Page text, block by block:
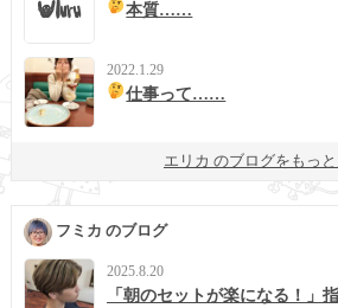
本質……
2022.1.29
仕事って……
エリカ のブログをもっ
フミカ のブログ
2025.8.20
「朝のセットが楽になる！」